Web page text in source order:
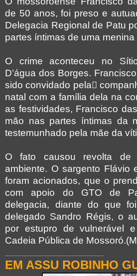
de 50 anos, foi preso e
Delegacia Regional de Patu
partes íntimas de uma
O crime aconteceu no
D’água dos Borges.
sido convidado pela
natal com a família dela na
as festividades, Francisco
mão nas partes íntimas da
testemunhado pela mãe da
O fato causou revolta de
ambiente. O sargento Flávio
foram acionados, que o
com apoio do GTO de
delegacia, diante do que
delegado Sandro Régis, o
por estupro de vulnerável
Cadeia Pública de
EM ASSU ROBINHO